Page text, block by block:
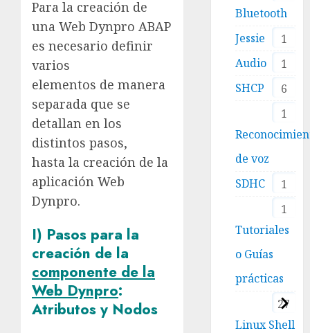
Para la creación de
una Web Dynpro ABAP
es necesario definir
varios
elementos de manera
separada que se
detallan en los
distintos pasos,
hasta la creación de la
aplicación Web
Dynpro.
I) Pasos para la
creación de la
componente de la
Web Dynpro:
Atributos y Nodos
Bluetooth
1
Jessie
1
Audio
6
SHCP
1
de voz
1
SDHC
1
Tutoriales
o Guías
prácticas
27
Linux Shell